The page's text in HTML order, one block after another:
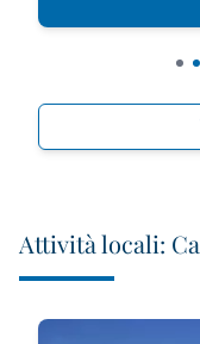
Attività locali: